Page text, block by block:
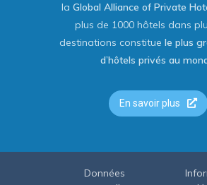
la Global Alliance of Private
plus de 1000 hôtels dans
destinations constitue le plus
d’hôtels privés au
En savoir plus
Données